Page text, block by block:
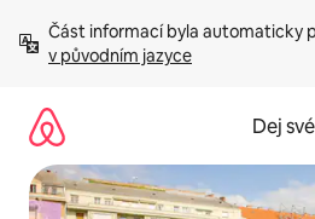
obsah
Část informací byla automaticky
v původním jazyce
Dej